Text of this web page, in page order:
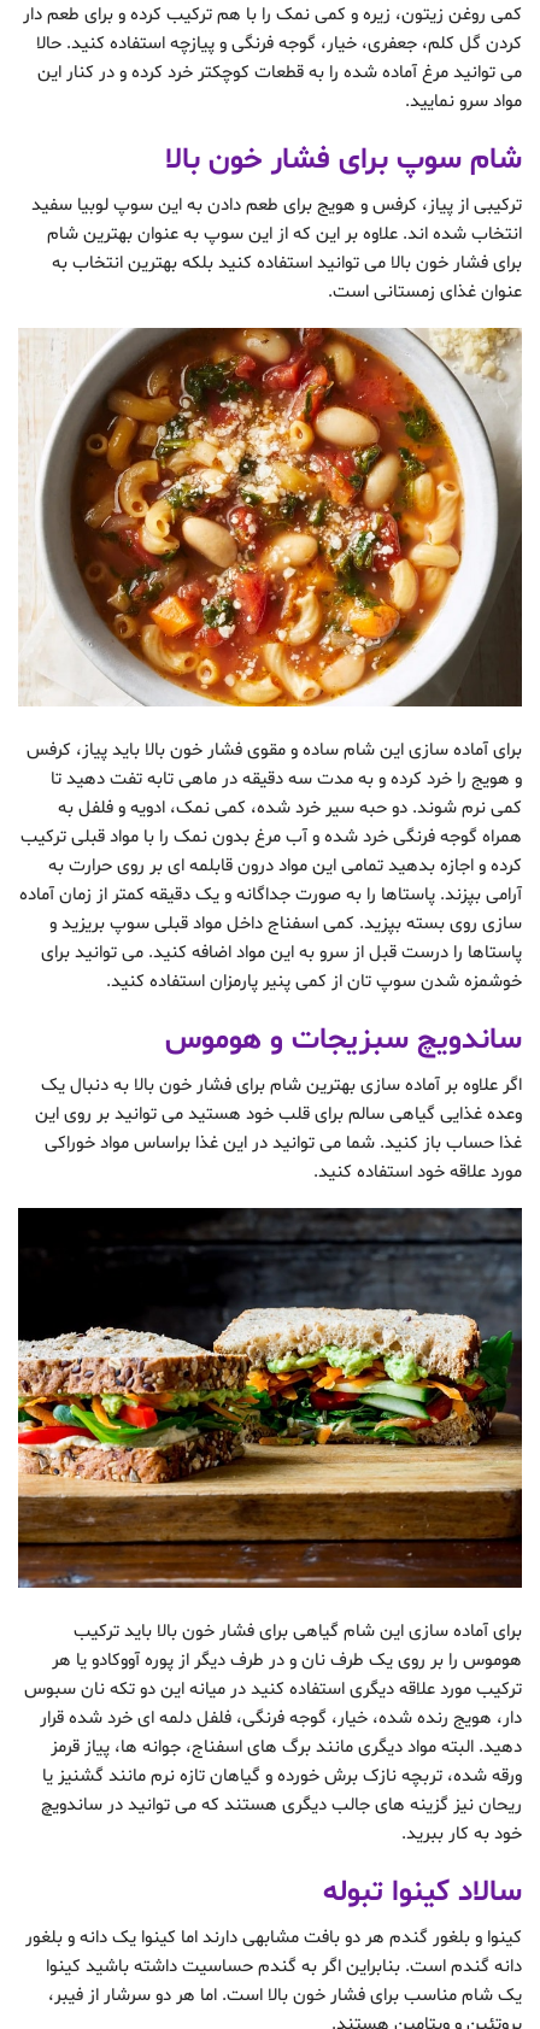
کمی روغن زیتون، زیره و کمی نمک را با هم ترکیب کرده و برای طعم دار
کردن گل کلم، جعفری، خیار، گوجه فرنگی و پیازچه استفاده کنید. حالا
می توانید مرغ آماده شده را به قطعات کوچکتر خرد کرده و در کنار این
مواد سرو نمایید.
شام سوپ برای فشار خون بالا
ترکیبی از پیاز، کرفس و هویج برای طعم دادن به این سوپ لوبیا سفید
انتخاب شده اند. علاوه بر این که از این سوپ به عنوان بهترین شام
برای فشار خون بالا می توانید استفاده کنید بلکه بهترین انتخاب به
عنوان غذای زمستانی است.
برای آماده سازی این شام ساده و مقوی فشار خون بالا باید پیاز، کرفس
و هویج را خرد کرده و به مدت سه دقیقه در ماهی تابه تفت دهید تا
کمی نرم شوند. دو حبه سیر خرد شده، کمی نمک، ادویه و فلفل به
همراه گوجه فرنگی خرد شده و آب مرغ بدون نمک را با مواد قبلی ترکیب
کرده و اجازه بدهید تمامی این مواد درون قابلمه ای بر روی حرارت به
آرامی بپزند. پاستاها را به صورت جداگانه و یک دقیقه کمتر از زمان آماده
سازی روی بسته بپزید. کمی اسفناج داخل مواد قبلی سوپ بریزید و
پاستاها را درست قبل از سرو به این مواد اضافه کنید. می توانید برای
خوشمزه شدن سوپ تان از کمی پنیر پارمزان استفاده کنید.
ساندویچ سبزیجات و هوموس
اگر علاوه بر آماده سازی بهترین شام برای فشار خون بالا به دنبال یک
وعده غذایی گیاهی سالم برای قلب خود هستید می توانید بر روی این
غذا حساب باز کنید. شما می توانید در این غذا براساس مواد خوراکی
مورد علاقه خود استفاده کنید.
برای آماده سازی این شام گیاهی برای فشار خون بالا باید ترکیب
هوموس را بر روی یک طرف نان و در طرف دیگر از پوره آووکادو یا هر
ترکیب مورد علاقه دیگری استفاده کنید در میانه این دو تکه نان سبوس
دار، هویج رنده شده، خیار، گوجه فرنگی، فلفل دلمه ای خرد شده قرار
دهید. البته مواد دیگری مانند برگ های اسفناج، جوانه ها، پیاز قرمز
ورقه شده، تربچه نازک برش خورده و گیاهان تازه نرم مانند گشنیز یا
ریحان نیز گزینه های جالب دیگری هستند که می توانید در ساندویچ
خود به کار ببرید.
سالاد کینوا تبوله
کینوا و بلغور گندم هر دو بافت مشابهی دارند اما کینوا یک دانه و بلغور
دانه گندم است. بنابراین اگر به گندم حساسیت داشته باشید کینوا
یک شام مناسب برای فشار خون بالا است. اما هر دو سرشار از فیبر،